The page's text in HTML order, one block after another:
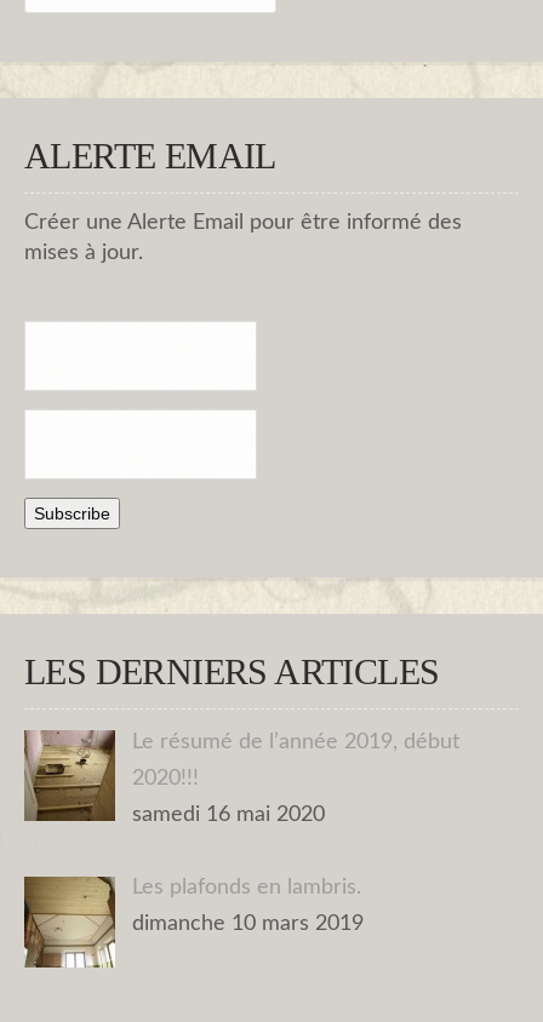
ALERTE EMAIL
Créer une Alerte Email pour être informé des
mises à jour.
LES DERNIERS ARTICLES
Le résumé de l’année 2019, début
2020!!!
samedi 16 mai 2020
Les plafonds en lambris.
dimanche 10 mars 2019